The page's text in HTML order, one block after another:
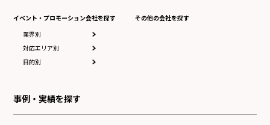
イベント・プロモーション会社を探す
業界別
対応エリア別
目的別
その他の会社を探す
事例・実績を探す